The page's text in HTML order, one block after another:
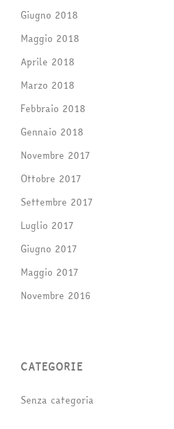
Giugno 2018
Maggio 2018
Aprile 2018
Marzo 2018
Febbraio 2018
Gennaio 2018
Novembre 2017
Ottobre 2017
Settembre 2017
Luglio 2017
Giugno 2017
Maggio 2017
Novembre 2016
CATEGORIE
Senza categoria